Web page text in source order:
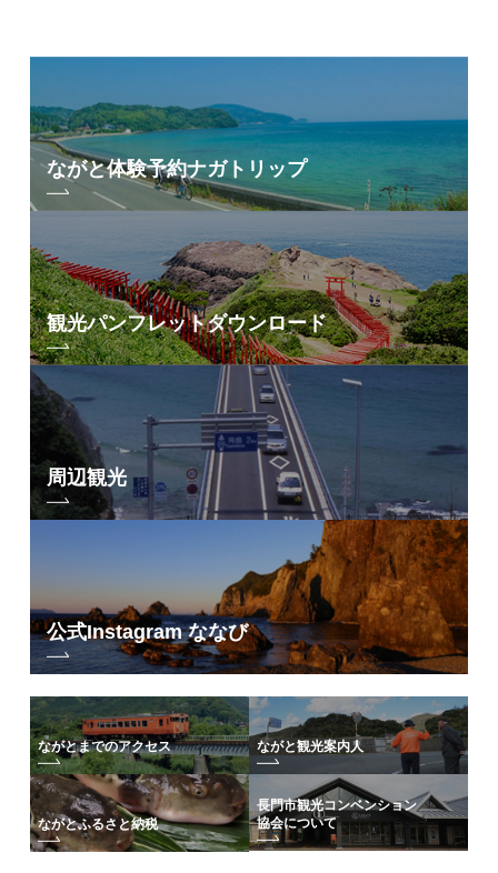
ながと体験予約ナガトリップ
観光パンフレットダウンロード
周辺観光
公式Instagram ななび
ながとまでのアクセス ながと観光案内人
ながとふるさと納税
長門市観光コンベンション
協会について